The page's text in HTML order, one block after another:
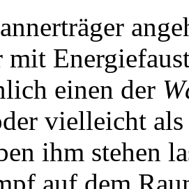
mit
einen der
vielleicht
ihm stehen
auf dem